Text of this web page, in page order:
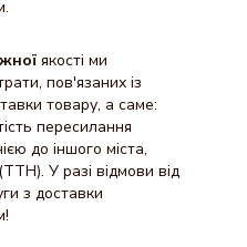
якості ми
пов'язаних із
товару, а саме:
пересилання
до іншого міста,
У разі відмови від
з доставки